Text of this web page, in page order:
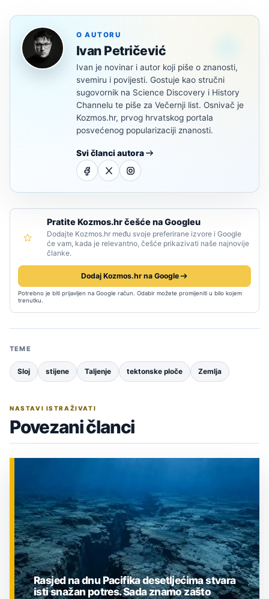
O AUTORU
Ivan Petričević
Ivan je novinar i autor koji piše o znanosti,
svemiru i povijesti. Gostuje kao stručni
sugovornik na Science Discovery i History
Channelu te piše za Večernji list. Osnivač je
Kozmos.hr, prvog hrvatskog portala
posvećenog popularizaciji znanosti.
Svi članci autora
Pratite Kozmos.hr češće na Googleu
Dodajte Kozmos.hr među svoje preferirane izvore i Google
će vam, kada je relevantno, češće prikazivati naše najnovije
članke.
Dodaj Kozmos.hr na Google
Potrebno je biti prijavljen na Google račun. Odabir možete promijeniti u bilo kojem
trenutku.
TEME
Sloj stijene Taljenje tektonske ploče Zemlja
NASTAVI ISTRAŽIVATI
Povezani članci
Rasjed na dnu Pacifika desetljećima stvara
isti snažan potres. Sada znamo zašto